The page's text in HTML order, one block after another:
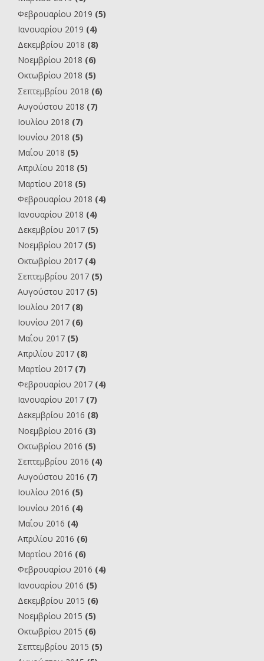
Φεβρουαρίου 2019 (5)
Ιανουαρίου 2019 (4)
Δεκεμβρίου 2018 (8)
Νοεμβρίου 2018 (6)
Οκτωβρίου 2018 (5)
Σεπτεμβρίου 2018 (6)
Αυγούστου 2018 (7)
Ιουλίου 2018 (7)
Ιουνίου 2018 (5)
Μαΐου 2018 (5)
Απριλίου 2018 (5)
Μαρτίου 2018 (5)
Φεβρουαρίου 2018 (4)
Ιανουαρίου 2018 (4)
Δεκεμβρίου 2017 (5)
Νοεμβρίου 2017 (5)
Οκτωβρίου 2017 (4)
Σεπτεμβρίου 2017 (5)
Αυγούστου 2017 (5)
Ιουλίου 2017 (8)
Ιουνίου 2017 (6)
Μαΐου 2017 (5)
Απριλίου 2017 (8)
Μαρτίου 2017 (7)
Φεβρουαρίου 2017 (4)
Ιανουαρίου 2017 (7)
Δεκεμβρίου 2016 (8)
Νοεμβρίου 2016 (3)
Οκτωβρίου 2016 (5)
Σεπτεμβρίου 2016 (4)
Αυγούστου 2016 (7)
Ιουλίου 2016 (5)
Ιουνίου 2016 (4)
Μαΐου 2016 (4)
Απριλίου 2016 (6)
Μαρτίου 2016 (6)
Φεβρουαρίου 2016 (4)
Ιανουαρίου 2016 (5)
Δεκεμβρίου 2015 (6)
Νοεμβρίου 2015 (5)
Οκτωβρίου 2015 (6)
Σεπτεμβρίου 2015 (5)